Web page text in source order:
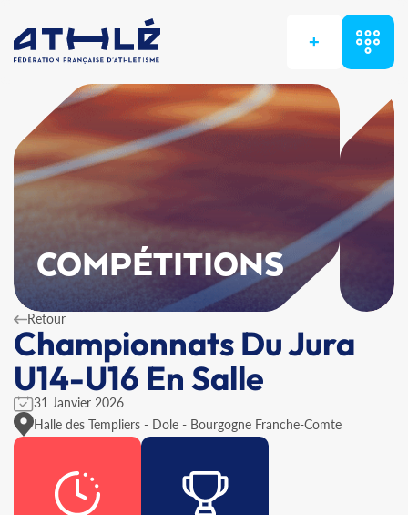
+
COMPÉTITIONS
Retour
Championnats Du Jura
U14-U16 En Salle
31 Janvier 2026
Halle des Templiers - Dole - Bourgogne Franche-Comte